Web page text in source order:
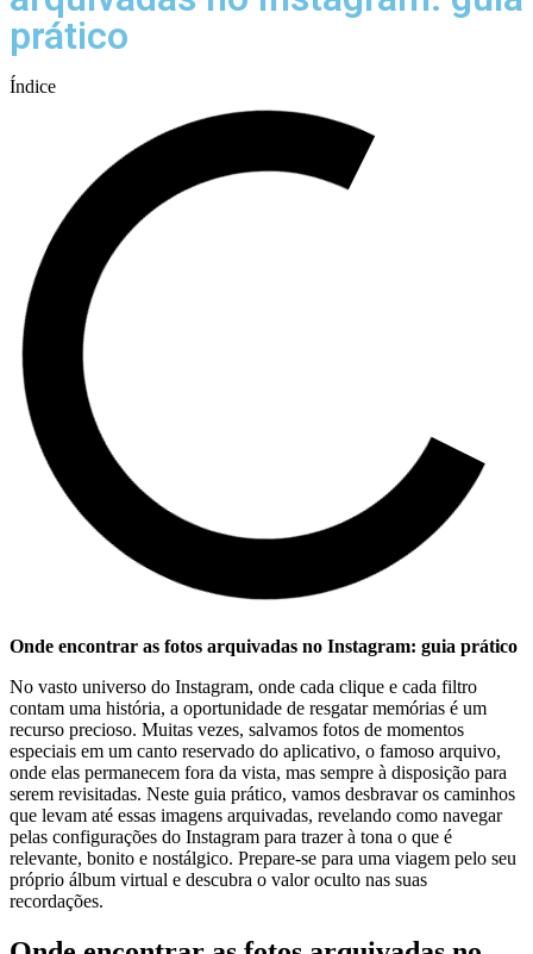
prático
Índice
Onde encontrar ​as‌ fotos arquivadas no Instagram: guia prático
No vasto universo do Instagram, onde⁢ cada clique e cada filtro
contam uma história, ​a ​oportunidade⁤ de‍ resgatar memórias é⁢ um
recurso ⁣precioso. Muitas⁣ vezes, salvamos⁤ fotos de momentos
especiais em um​ canto reservado do aplicativo, o famoso arquivo,
onde ⁢elas permanecem fora da⁤ vista, ⁣mas sempre à disposição ​para
serem revisitadas. Neste guia prático, vamos desbravar os caminhos
que levam até ⁣essas ‌imagens arquivadas, revelando como navegar
pelas configurações ⁤do Instagram para trazer ⁢à tona o que​ é
relevante, bonito e nostálgico. ‌Prepare-se para uma viagem ⁢pelo ⁤seu
⁢próprio álbum virtual e descubra ‌o valor oculto nas⁣ suas
recordações.